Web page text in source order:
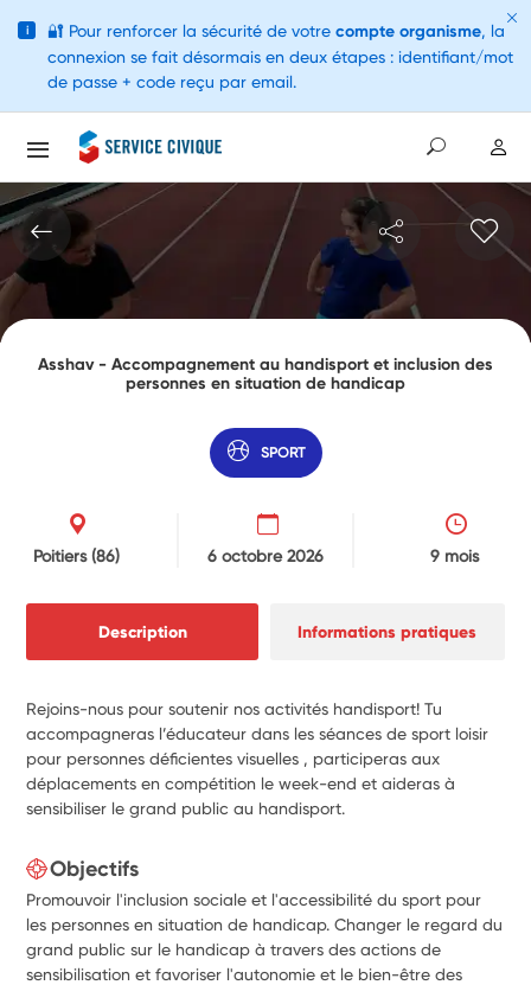
Asshav - Accompagnement au handisport et inclusion des
personnes en situation de handicap
SPORT
Poitiers(86) 6 octobre 2026 9 mois
Description Informations pratiques
Rejoins-nous pour soutenir nos activités handisport! Tu
accompagneras l’éducateur dans les séances de sport loisir
pour personnes déficientes visuelles , participeras aux
déplacements en compétition le week-end et aideras à
sensibiliser le grand public au handisport.
Objectifs
Promouvoir l'inclusion sociale et l'accessibilité du sport pour
les personnes en situation de handicap. Changer le regard du
grand public sur le handicap à travers des actions de
sensibilisation et favoriser l'autonomie et le bien-être des
i 🔐 Pour renforcer la sécurité de votre compte organisme, la
connexion se fait désormais en deux étapes : identifiant/mot
de passe + code reçu par email.